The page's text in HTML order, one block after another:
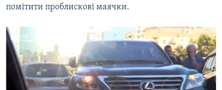
помітити проблискові маячки.